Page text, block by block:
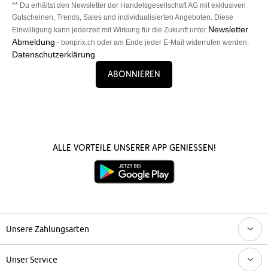
** Du erhältst den Newsletter der Handelsgesellschaft AG mit exklusiven
Gutscheinen, Trends, Sales und individualisierten Angeboten. Diese
Einwilligung kann jederzeit mit Wirkung für die Zukunft unter Newsletter
Abmeldung - bonprix.ch oder am Ende jeder E-Mail widerrufen werden.
Datenschutzerklärung
Abonnieren
Alle Vorteile unserer App genießen!
Unsere Zahlungsarten
Unser Service